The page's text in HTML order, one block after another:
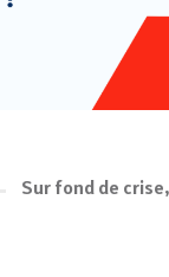
Sur fond de